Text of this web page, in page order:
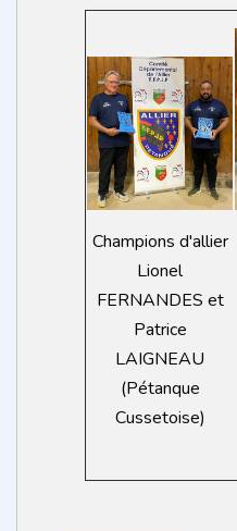
Champions d'allier
Lionel
FERNANDES et
Patrice
LAIGNEAU
(Pétanque
Cussetoise)